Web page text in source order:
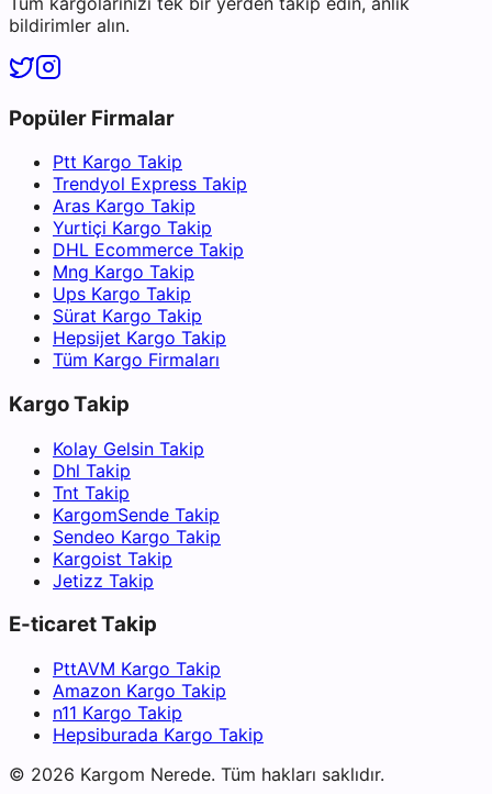
bildirimler alın.
Popüler Firmalar
Ptt Kargo Takip
Trendyol Express Takip
Aras Kargo Takip
Yurtiçi Kargo Takip
DHL Ecommerce Takip
Mng Kargo Takip
Ups Kargo Takip
Sürat Kargo Takip
Hepsijet Kargo Takip
Tüm Kargo Firmaları
Kargo Takip
Kolay Gelsin Takip
Dhl Takip
Tnt Takip
KargomSende Takip
Sendeo Kargo Takip
Kargoist Takip
Jetizz Takip
E-ticaret Takip
PttAVM Kargo Takip
Amazon Kargo Takip
n11 Kargo Takip
Hepsiburada Kargo Takip
© 2026 Kargom Nerede. Tüm hakları saklıdır.